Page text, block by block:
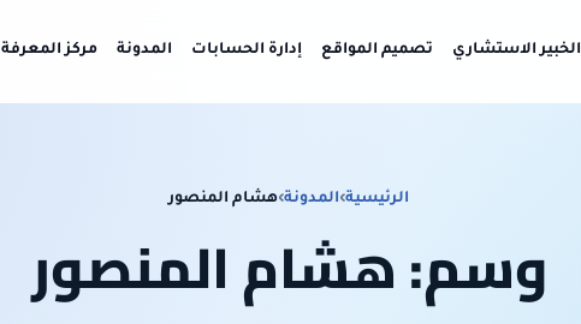
الخبير الاستشاري تصميم المواقع إدارة الحسابات المدونة مركز المعرفة
الرئيسية›المدونة›هشام المنصور
وسم: هشام المنصور